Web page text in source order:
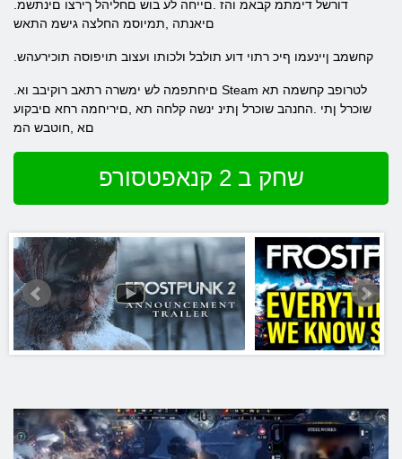
םיאנתה ,תמיוסמ החלצה גישמ התאש
.קחשמב ןיינעמו ףיכ רתוי דוע תולבל ולכותו ועצוב תויפוסה תוכירעהש
שוכרל ןתי .החנהב שוכרל ןתינ ינשה קלחה תא ,םיריחמה רחא םיבקוע
םא ,חוטבש המ
שחק ב 2 קנאפטסורפ